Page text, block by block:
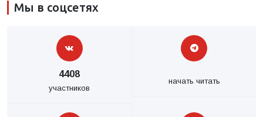
Мы в соцсетях
4408
участников
начать читать